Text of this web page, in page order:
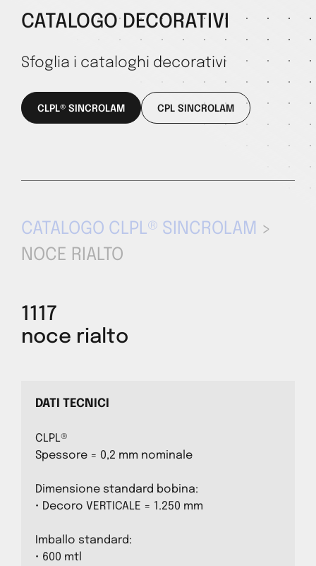
CATALOGO DECORATIVI
Sfoglia i cataloghi decorativi
CLPL® SINCROLAM CPL SINCROLAM
CATALOGO CLPL® SINCROLAM >
NOCE RIALTO
1117
noce rialto
DATI TECNICI
CLPL®
Spessore = 0,2 mm nominale
Dimensione standard bobina:
• Decoro VERTICALE = 1.250 mm
Imballo standard:
• 600 mtl